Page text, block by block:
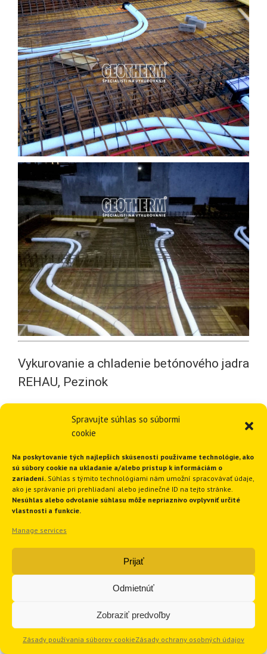
Spravujte súhlas so súbormi
cookie
Na poskytovanie tých najlepších skúseností používame technológie, ako
sú súbory cookie na ukladanie a/alebo prístup k informáciám o
zariadení. Súhlas s týmito technológiami nám umožní spracovávať údaje,
ako je správanie pri prehliadaní alebo jedinečné ID na tejto stránke.
Nesúhlas alebo odvolanie súhlasu môže nepriaznivo ovplyvniť určité
vlastnosti a funkcie.
Manage services
Prijať
Odmietnúť
Zobraziť predvoľby
Zásady používania súborov cookieZásady ochrany osobných údajov
Vykurovanie a chladenie betónového jadra
REHAU, Pezinok